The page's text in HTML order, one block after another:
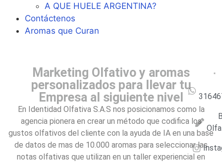
A QUE HUELE ARGENTINA?
Contáctenos
Aromas que Curan
Marketing Olfativo y aromas
personalizados para llevar tu
Empresa al siguiente nivel
En Identidad Olfativa S.A.S nos posicionamos como la
agencia pionera en crear un método que codifica los
gustos olfativos del cliente con la ayuda de IA en una base
de datos de mas de 10.000 aromas para seleccionar las
notas olfativas que utilizan en un taller experiencial en